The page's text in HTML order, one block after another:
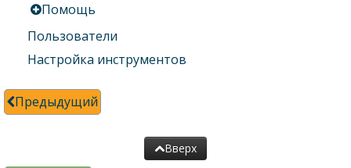
Помощь
Пользователи
Настройка инструментов
Предыдущий
Вверх